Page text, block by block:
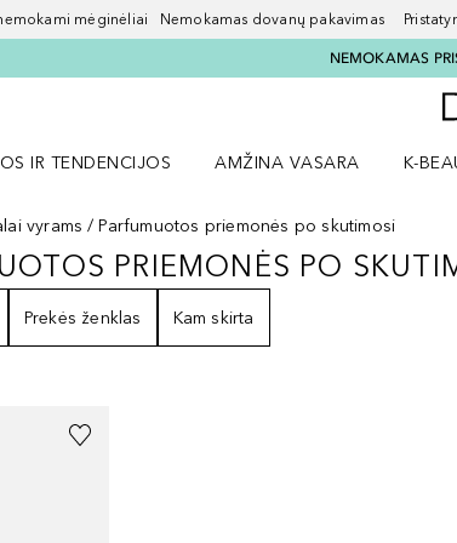
mėginėliai Nemokamas dovanų pakavimas
NEMOKAMAS
IR TENDENCIJOS
AMŽINA VASARA
K-
vyrams Parfumuotos priemonės po skutimosi
PRIEMONĖS PO
PRIEMONĖS PO
Prekės ženklas Kam skirta